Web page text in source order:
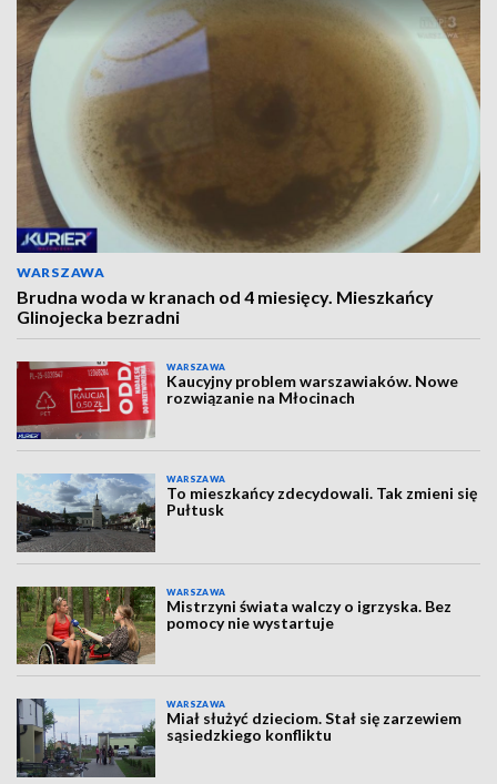
WARSZAWA
Brudna woda w kranach od 4 miesięcy. Mieszkańcy
Glinojecka bezradni
WARSZAWA
Kaucyjny problem warszawiaków. Nowe
rozwiązanie na Młocinach
WARSZAWA
To mieszkańcy zdecydowali. Tak zmieni się
Pułtusk
WARSZAWA
Mistrzyni świata walczy o igrzyska. Bez
pomocy nie wystartuje
WARSZAWA
Miał służyć dzieciom. Stał się zarzewiem
sąsiedzkiego konfliktu